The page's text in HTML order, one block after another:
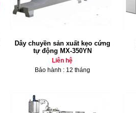
Dây chuyền sản xuất kẹo cứng
tự động MX-350YN
Liên hệ
Bảo hành : 12 tháng